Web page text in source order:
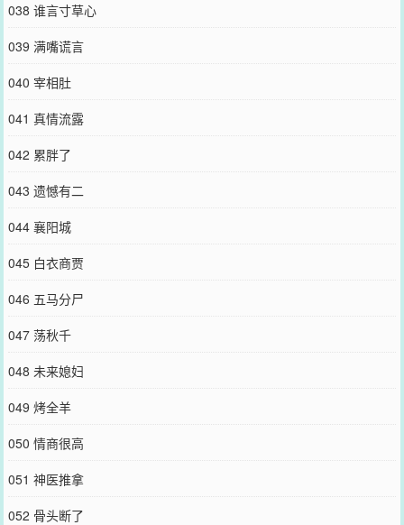
038 谁言寸草心
039 满嘴谎言
040 宰相肚
041 真情流露
042 累胖了
043 遗憾有二
044 襄阳城
045 白衣商贾
046 五马分尸
047 荡秋千
048 未来媳妇
049 烤全羊
050 情商很高
051 神医推拿
052 骨头断了